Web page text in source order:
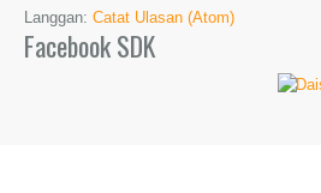
Langgan: Catat Ulasan (Atom)
Facebook SDK